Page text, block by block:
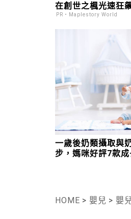
在創世之楓光速狂
PR・Maplestory World
一歲後奶類攝取與
步，媽咪好評7款
HOME > 嬰兒 > 嬰